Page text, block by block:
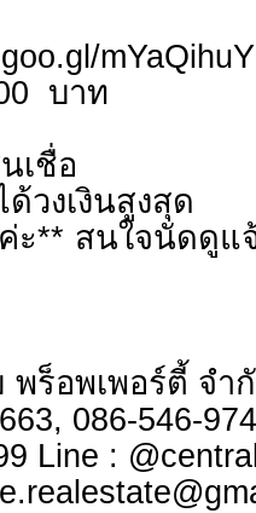
บาท
ด้านสินเชื่อ
วงเงินสูงสุด
** สนใจนัดดูแ
พร็อพเพอร์ตี้
086-546-
Line :